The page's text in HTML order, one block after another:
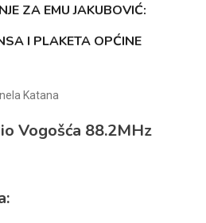
ZA EMU JAKUBOVIĆ:
I PLAKETA OPĆINE
Katana
Vogošća 88.2MHz